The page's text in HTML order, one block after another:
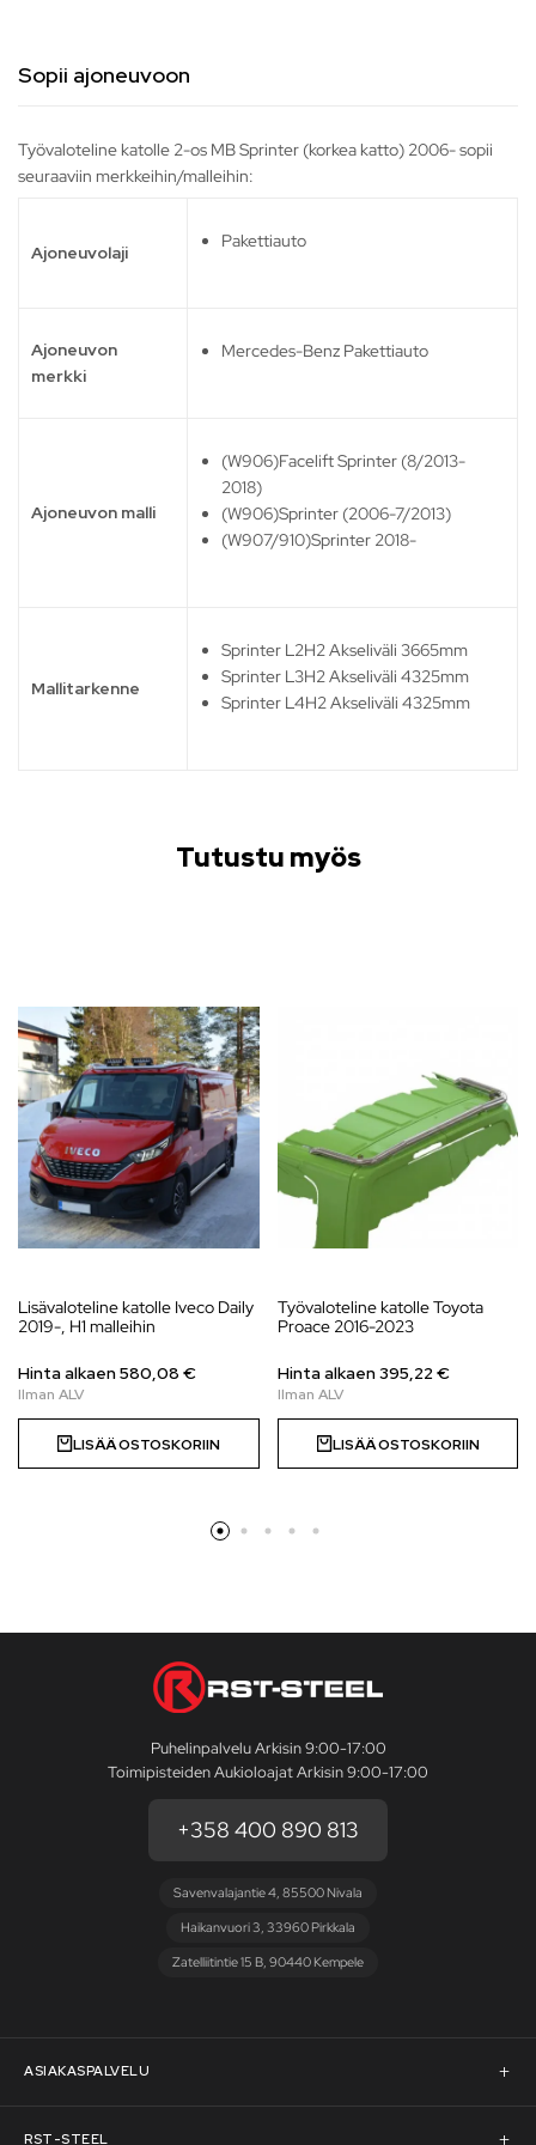
Sopii ajoneuvoon
Työvaloteline katolle 2-os MB Sprinter (korkea katto) 2006- sopii
seuraaviin merkkeihin/malleihin:
Ajoneuvolaji
Pakettiauto
Ajoneuvon
merkki
Mercedes-Benz Pakettiauto
Ajoneuvon malli
(W906)Facelift Sprinter (8/2013-
2018)
(W906)Sprinter (2006-7/2013)
(W907/910)Sprinter 2018-
Mallitarkenne
Sprinter L2H2 Akseliväli 3665mm
Sprinter L3H2 Akseliväli 4325mm
Sprinter L4H2 Akseliväli 4325mm
Tutustu myös
Lisävaloteline katolle Iveco Daily
2019-, H1 malleihin
Hinta alkaen580,08 €
LISÄÄ OSTOSKORIIN
Työvaloteline katolle Toyota
Proace 2016-2023
Hinta alkaen395,22€
LISÄÄ OSTOSKORIIN
Puhelinpalvelu Arkisin 9:00-17:00
Toimipisteiden Aukioloajat Arkisin 9:00-17:00
+358 400 890 813
Savenvalajantie 4, 85500 Nivala
Haikanvuori 3, 33960 Pirkkala
Zatelliitintie 15 B, 90440 Kempele
ASIAKASPALVELU
Asiakaspalvelu
RST-STEEL